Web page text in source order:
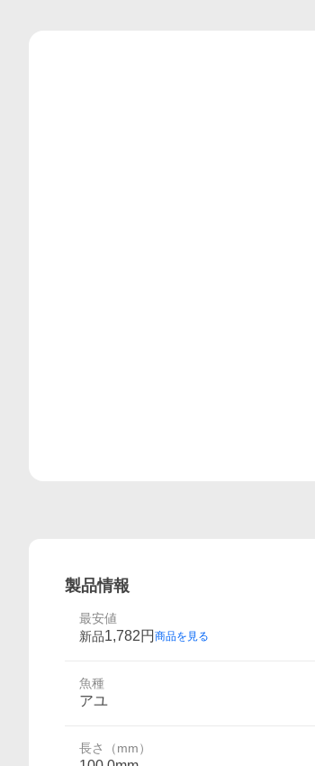
製品情報
最安値
新品1,782円 商品を見る
魚種
アユ
長さ（mm）